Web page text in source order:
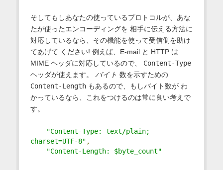
そしてもしあなたの使っているプロトコルが、あな
たが使ったエンコーディングを 相手に伝える方法に
対応しているなら、その機能を使って受信側を助け
てあげて ください! 例えば、E-mail と HTTP は
MIME ヘッダに対応しているので、 Content-Type
ヘッダが使えます。 バイト 数を示すための
Content-Lengthもあるので、もしバイト数が わ
かっているなら、これをつけるのは常に良い考えで
す。
"Content-Type: text/plain;
charset=UTF-8" ,
"Content-Length: $byte_count"